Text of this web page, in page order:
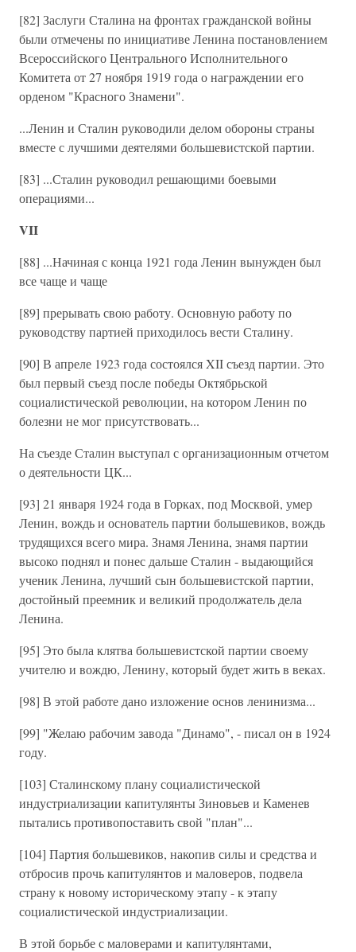
[82] Заслуги Сталина на фронтах гражданской войны
были отмечены по инициативе Ленина постановлением
Всероссийского Центрального Исполнительного
Комитета от 27 ноября 1919 года о награждении его
орденом "Красного Знамени".
...Ленин и Сталин руководили делом обороны страны
вместе с лучшими деятелями большевистской партии.
[83] ...Сталин руководил решающими боевыми
операциями...
VII
[88] ...Начиная с конца 1921 года Ленин вынужден был
все чаще и чаще
[89] прерывать свою работу. Основную работу по
руководству партией приходилось вести Сталину.
[90] В апреле 1923 года состоялся XII съезд партии. Это
был первый съезд после победы Октябрьской
социалистической революции, на котором Ленин по
болезни не мог присутствовать...
На съезде Сталин выступал с организационным отчетом
о деятельности ЦК...
[93] 21 января 1924 года в Горках, под Москвой, умер
Ленин, вождь и основатель партии большевиков, вождь
трудящихся всего мира. Знамя Ленина, знамя партии
высоко поднял и понес дальше Сталин - выдающийся
ученик Ленина, лучший сын большевистской партии,
достойный преемник и великий продолжатель дела
Ленина.
[95] Это была клятва большевистской партии своему
учителю и вождю, Ленину, который будет жить в веках.
[98] В этой работе дано изложение основ ленинизма...
[99] "Желаю рабочим завода "Динамо", - писал он в 1924
году.
[103] Сталинскому плану социалистической
индустриализации капитулянты Зиновьев и Каменев
пытались противопоставить свой "план"...
[104] Партия большевиков, накопив силы и средства и
отбросив прочь капитулянтов и маловеров, подвела
страну к новому историческому этапу - к этапу
социалистической индустриализации.
В этой борьбе с маловерами и капитулянтами,